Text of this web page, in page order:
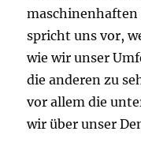
maschinenhaften
spricht uns vor,
wie wir unser
die anderen zu
vor allem die
wir über unser